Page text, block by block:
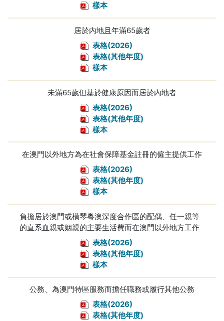
樣本
居於內地且年滿65歲者
表格(2026)
表格(其他年度)
樣本
未滿65歲但基於健康原因而居於內地者
表格(2026)
表格(其他年度)
樣本
在澳門以外地方為在社會保障基金註冊的僱主提供工作
表格(2026)
表格(其他年度)
樣本
負擔居於澳門或橫琴粵澳深度合作區的配偶、任一親等
的直系血親或姻親的主要生活費而在澳門以外地方工作
表格(2026)
表格(其他年度)
樣本
公務、為澳門特區服務而擔任職務或履行其他公務
表格(2026)
表格(其他年度)